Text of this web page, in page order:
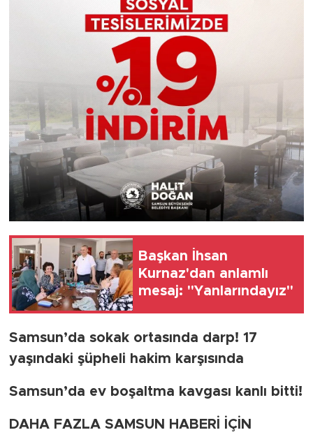
Başkan İhsan
Kurnaz'dan anlamlı
mesaj: "Yanlarındayız"
Samsun’da sokak ortasında darp! 17
yaşındaki şüpheli hakim karşısında
Samsun’da ev boşaltma kavgası kanlı bitti!
DAHA FAZLA SAMSUN HABERİ İÇİN